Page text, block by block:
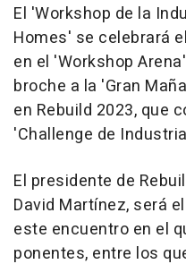
El 'Workshop de la
Homes' se celebrará
en el 'Workshop
broche a la 'Gran
en Rebuild 2023, que
'Challenge de
El presidente de
David Martínez, será
este encuentro en el
ponentes, entre los